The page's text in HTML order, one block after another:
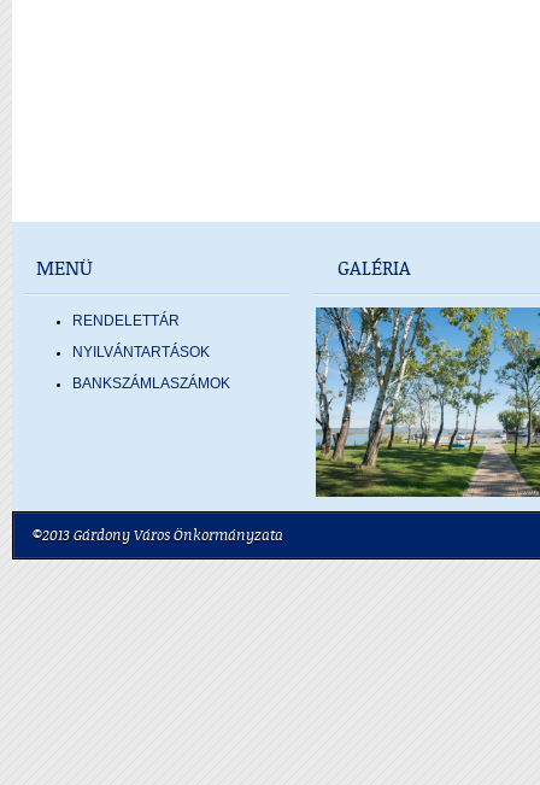
MENÜ
RENDELETTÁR
NYILVÁNTARTÁSOK
BANKSZÁMLASZÁMOK
GALÉRIA
©2013 Gárdony Város Önkormányzata